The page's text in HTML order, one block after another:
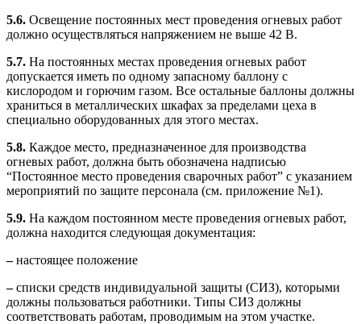
5.6. Освещение постоянных мест проведения огневых работ
должно осуществляться напряжением не выше 42 В.
5.7. На постоянных местах проведения огневых работ
допускается иметь по одному запасному баллону с
кислородом и горючим газом. Все остальные баллоны должны
храниться в металлических шкафах за пределами цеха в
специально оборудованных для этого местах.
5.8. Каждое место, предназначенное для производства
огневых работ, должна быть обозначена надписью
“Постоянное место проведения сварочных работ” с указанием
мероприятий по защите персонала (см. приложение №1).
5.9. На каждом постоянном месте проведения огневых работ,
должна находится следующая документация:
–настоящее положение
–списки средств индивидуальной защиты (СИЗ), которыми
должны пользоваться работники. Типы СИЗ должны
соответствовать работам, проводимым на этом участке.